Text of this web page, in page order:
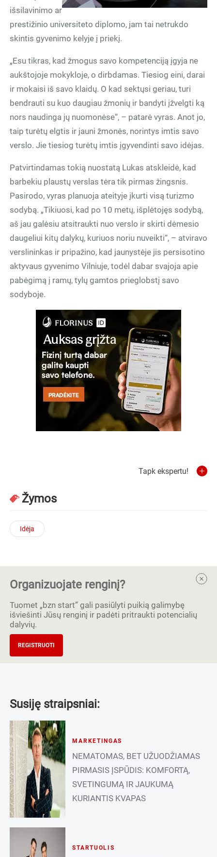
išsilavinimo ar
prestižinio universiteto diplomo, jam tai netrukdo
skintis gyvenimo kelyje į priekį.
„Esu tikras, kad žmogus savo kompetenciją įgyja ne
aukštojoje mokykloje, o dirbdamas. Tiesiog eini, darai
ir mokaisi iš savo klaidų. O kad sektųsi geriau, turi
bendrauti su kuo daugiau žmonių ir bandyti įžvelgti ką
nors naudinga jų nuomonėse“, – patarė vyras. Anot jo,
taip turėtų elgtis ir jauni žmonės, norintys imtis savo
verslo. Jie tiesiog turėtų imtis įgyvendinti savo idėjas.
Patvirtindamas tokią nuostatą Lukas atskleidė, kad
barbekiu plaustų verslas tėra tik pirmas žingsnis.
Pasirodo, vyras planuoja ateityje įkurti visą turizmo
sodybą. „Tikiuosi, kad po 10 metų, išplėtojęs sodybą,
aš jau galėsiu atsitraukti nuo verslo ir skirti dėmesio
daugeliui kitų dalykų, kuriuos noriu nuveikti“, – atviravo
verslininkas ir pripažino, kad jaunystėje jis persisotino
aktyvaus gyvenimo Vilniuje, todėl dabar svajoja apie
pabėgimą į ramų, tylų gamtos prieglobstį savo
sodyboje.
Tapk ekspertu!
Žymos
Idėja
Organizuojate renginį?
Tuomet „bzn start” gali pasiūlyti puikią galimybę
išviešinti Jūsų renginį ir padėti pritraukti potencialių
dalyvių.
REGISTRUOTI
Susiję straipsniai:
MARKETINGAS
NEMATOMAS, BET UŽUODŽIAMAS
PIRMASIS ĮSPŪDIS: KOMFORTĄ,
SVETINGUMĄ IR JAUKUMĄ
KURIANTIS KVAPAS
STARTUOLIS